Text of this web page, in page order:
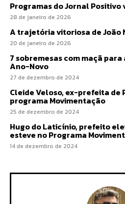
Programas do Jornal
28 de janeiro de 2026
A trajetória vitoriosa de João
20 de janeiro de 2026
7 sobremesas com maçã
Ano-Novo
27 de dezembro de 2024
Cleide Veloso, ex-prefeita de
programa Movimentação
25 de dezembro de 2024
Hugo do Laticínio, prefeito
esteve no Programa
14 de dezembro de 2024